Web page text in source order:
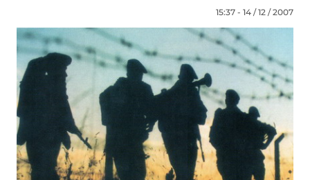
15:37 - 14 / 12 / 2007